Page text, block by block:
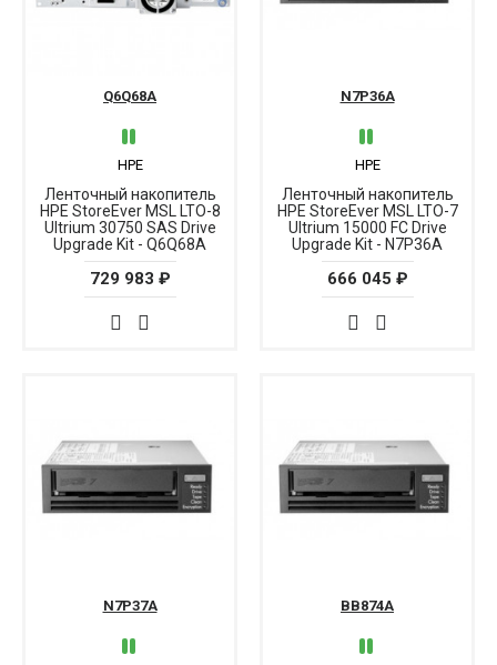
Ленточный накопитель
HPE StoreEver MSL LTO-8
Ultrium 30750 SAS Drive
Upgrade Kit - Q6Q68A
HPE
Q6Q68A
729 983 ₽
Ленточный накопитель
HPE StoreEver MSL LTO-7
Ultrium 15000 FC Drive
Upgrade Kit - N7P36A
HPE
N7P36A
666 045 ₽
N7P37A BB874A